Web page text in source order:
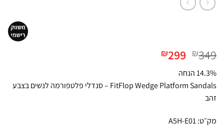
₪349 המחיר
היה:
₪349.
₪299
הוא:
₪299.
14.3% הנחה
FitFlop Wedge Platform Sandals – סנדלי פלטפורמה לנשים בצבע
זהב
מק״ט: A5H-E01